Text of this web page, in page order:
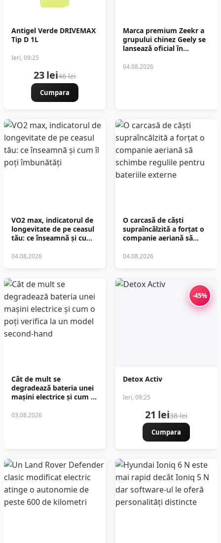
Antigel Verde DRIVEMAX
Tip D 1L
Ieri, 09:25
23 lei46 lei
Cumpara
Marca premium Zeekr a
grupului chinez Geely se
lansează oficial în
04.08.2026
VO2 max, indicatorul de
longevitate de pe ceasul
tău: ce înseamnă și cum
04.08.2026
O carcasă de căști
supraîncălzită a forțat o
companie aeriană să
bateriile externe
04.08.2026
Cât de mult se
degradează bateria unei
mașini electrice și cum o
second-hand
03.08.2026
-45%
Detox Activ
Ieri, 09:25
21 lei38 lei
Cumpara